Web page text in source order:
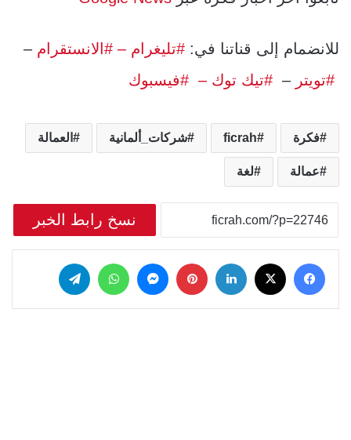
للانضمام إلى قناتنا في: #تليغرام– #الانستقرام –
#تويتر – #تيك توك – #فيسبوك
فكرة ficrah شركات_ألمانية العمالة
عمالة لغة
نسخ رابط الخبر
فيسبوك لينكدإن بينتيريست
ماسنجر واتساب